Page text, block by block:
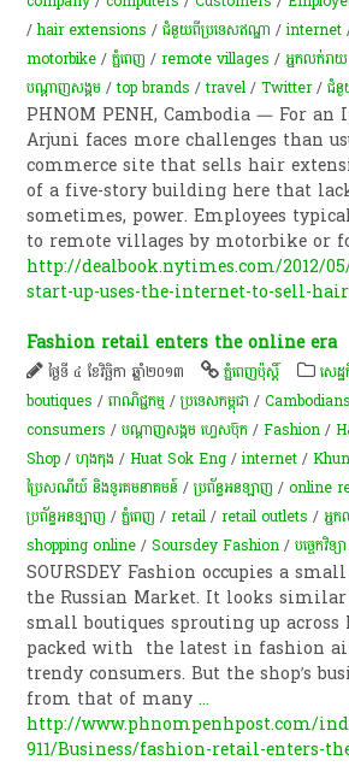
/hair extensions /ជំនួយពីប្រទេសឥណ្ឌា /internet
motorbike /ភ្នំពេញ /remote villages /អ្នកលក់រាយ
បណ្តាញ​សង្គម /top brands /travel /Twitter/ជំនួ
PHNOM PENH, Cambodia — For an
Arjuni faces more challenges than
commerce site that sells hair
of a five-story building here that
sometimes, power. Employees
to remote villages by motorbike or
http://dealbook.nytimes.com/2012/
start-up-uses-the-internet-to-sell-
Fashion retail enters the online era
ថ្ងៃទី ៤ ខែវិច្ឆិកា ឆ្នាំ២០១៣ ភ្នំពេញប៉ុស្តិ៍
សេដ្
boutiques /ពាណិជ្ជកម្ម /ប្រទេសកម្ពុជា /Cambodians
consumers /បណ្តាញសង្គម ហ្វេសប៊ុក /Fashion /
Shop /ហុងកុង /Huat Sok Eng /internet /
ប្រៃសណីយ៍ និងទូរគមនាគមន៍ /ប្រព័ន្ធអនឡាញ /online
ប្រព័ន្ធអនឡាញ /ភ្នំពេញ /retail /retail outlets /អ្ន
shopping online /Soursdey Fashion /បច្ចេកវិទ្យា
SOURSDEY Fashion occupies a
the Russian Market. It looks
small boutiques sprouting up across
packed with the latest in fashion
trendy consumers. But the shop’s
from that of many...
http://www.phnompenhpost.com/
911/Business/fashion-retail-enters-